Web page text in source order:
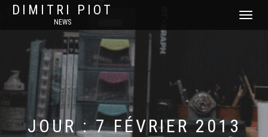
DIMITRI PIOT
NEWS
DÉPLIER
JOUR :7 FÉVRIER 2013